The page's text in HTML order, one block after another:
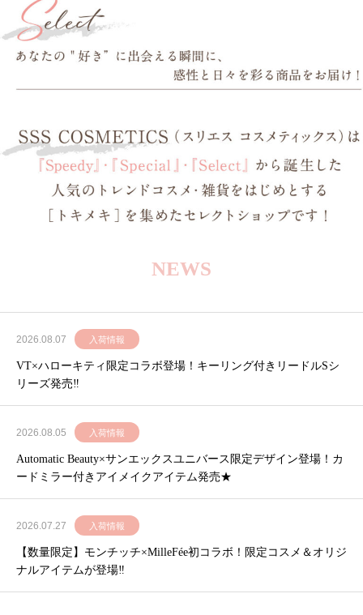
NEWS
2026.08.07 入荷情報
VT×ハローキティ限定コラボ登場！キーリング付きリードルSシ
リーズ発売‼
2026.08.05 入荷情報
Automatic Beauty×サンエックスユニバース限定デザイン登場！カ
ードミラー付きアイメイクアイテム発売★
2026.07.27 入荷情報
【数量限定】モンチッチ×MilleFée初コラボ！限定コスメ＆オリジ
ナルアイテムが登場‼